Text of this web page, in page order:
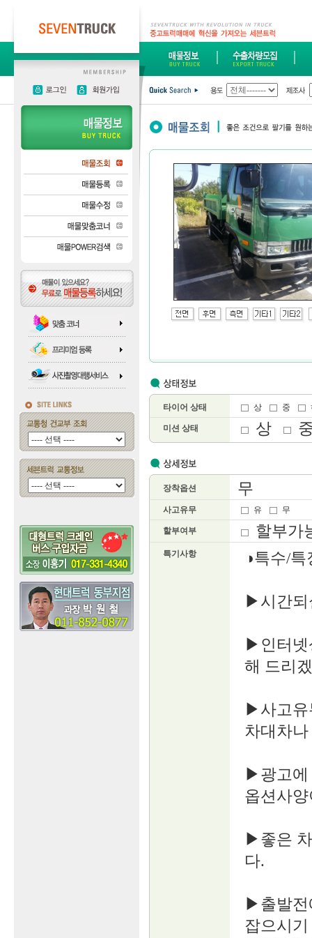
타이어 상태 상 중
미션 상태 상
장착옵션 무
사고유무 유 무
할부여부 할부
특기사항 ◑특수/
▶시간되
▶인터넷
해 드리
▶사고유
차대차
▶광고에
옵션사
▶좋은
다.
▶출발전
잡으시